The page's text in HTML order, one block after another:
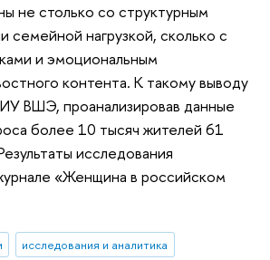
не столько со структурным
семейной нагрузкой, сколько с
и эмоциональным
контента. К такому выводу
ВШЭ, проанализировав данные
более 10 тысяч жителей 61
исследования
«Женщина в российском
исследования и аналитика